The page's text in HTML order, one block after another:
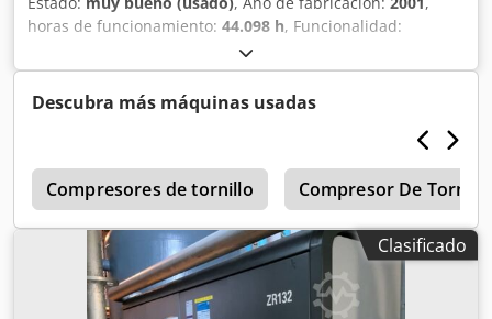
horas de funcionamiento: 44.098 h, Funcionalidad:
, Compresor de tornillo Atlas Copco
GR110 Dcedpfxsy Nl Irj Amuek 110 kW 20 bar 12,60 m³/min
Año de fabricación: 2001 Horas de funcionamiento: 44.098
Descubra más máquinas usadas
Compresores de tornillo Compresor De Tornillo
Clasificado